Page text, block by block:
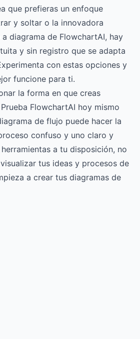
que prefieras un enfoque
y soltar o la innovadora
diagrama de FlowchartAI, hay
y sin registro que se adapta
con estas opciones y
funcione para ti.
la forma en que creas
FlowchartAI hoy mismo
de flujo puede hacer la
confuso y uno claro y
a tu disposición, no
tus ideas y procesos de
a crear tus diagramas de